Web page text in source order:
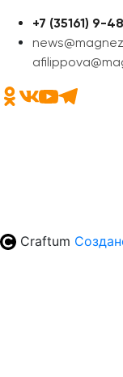
+7 (35161) 9-
Craftum